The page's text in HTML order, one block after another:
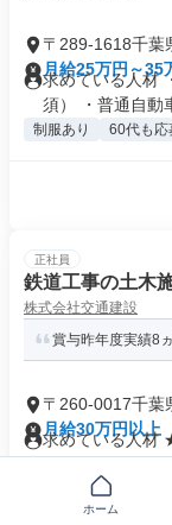
〒289-1618千葉
月給25万円～35
求めている人材
須） ・普通自動
制服あり 60代も応
正社員
鉄道工事の土木
株式会社交通建設
賞与昨年度実績8
〒260-0017千葉
月給30万円以上
求めている人材
年間休日120日以上
ホーム